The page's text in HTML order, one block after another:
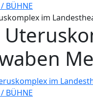
/ BÜHNE
im
/ BÜHNE